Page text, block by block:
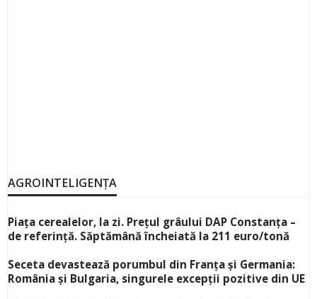
AGROINTELIGENȚA
Piața cerealelor, la zi. Prețul grâului DAP Constanța –
de referință. Săptămână încheiată la 211 euro/tonă
Seceta devastează porumbul din Franța și Germania:
România și Bulgaria, singurele excepții pozitive din UE